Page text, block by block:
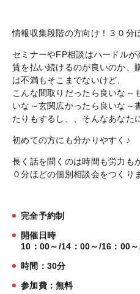
情報収集段階の方向け！３０分
セミナーやFP相談はハードル
賃を払い続けるのが良いのか、
は不満もそこまでないけど、
こんな間取りだったら良いな～
いな～玄関広かったら良いな～
たりもするし、、そんなあなた
初めての方にも分かりやすく♪
長く話を聞くのは時間も労力も
０分ほどの個別相談会をつくり
完全予約制
開催日時
10：00～/14：00～/16：00
時間：30分
参加費：無料